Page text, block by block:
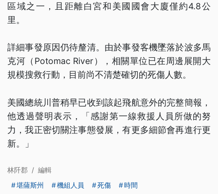
區域之一，且距離白宮和美國國會大廈僅約4.8公
里。
詳細事發原因仍待釐清。由於事發客機墜落於波多馬
克河（Potomac River），相關單位已在周邊展開大
規模搜救行動，目前尚不清楚確切的死傷人數。
美國總統川普稍早已收到該起飛航意外的完整簡報，
他透過聲明表示，「感謝第一線救援人員所做的努
力，我正密切關注事態發展，有更多細節會再進行更
新。」
林阡郡 / 編輯
堪薩斯州
機組人員 死傷
時間